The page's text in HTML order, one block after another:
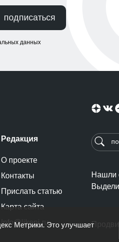
подписаться
данных
Редакция
О проекте
Контакты
Прислать статью
Карта сайта
Info@likeni.ru
Нашли
Метрики. Это улучшает